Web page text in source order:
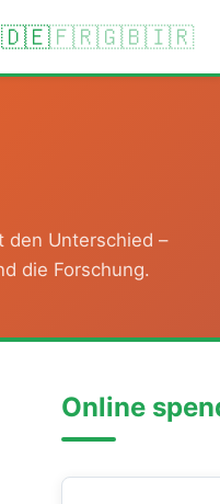
🇩🇪🇫🇷🇬🇧🇮🇷
den Unterschied –
die Forschung.
Online